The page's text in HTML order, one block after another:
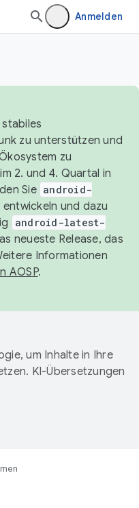
Anmelden
zu unterstützen und
zu
2. und 4. Quartal in
Sie android-
entwickeln und dazu
android-latest-
neueste Release, das
Informationen
AOSP.
um Inhalte in Ihre
KI-Übersetzungen